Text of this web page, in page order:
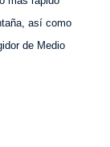
así como
de Medio